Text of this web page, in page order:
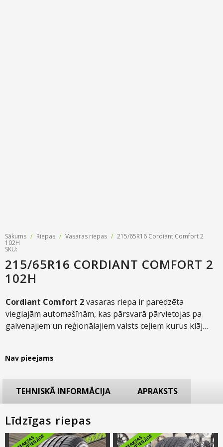
Sākums / Riepas / Vasaras riepas / 215/65R16 Cordiant Comfort 2
102H
SKU:
215/65R16 CORDIANT COMFORT 2
102H
Cordiant Comfort 2vasaras riepa ir paredzēta
vieglajām automašīnām, kas pārsvarā pārvietojas pa
galvenajiem un reģionālajiem valsts ceļiem kurus klāj
Nav pieejams
TEHNISKĀ INFORMĀCIJA APRAKSTS
Līdzīgas riepas